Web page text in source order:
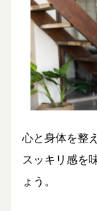
心と身体を整
スッキリ感を
ょう。